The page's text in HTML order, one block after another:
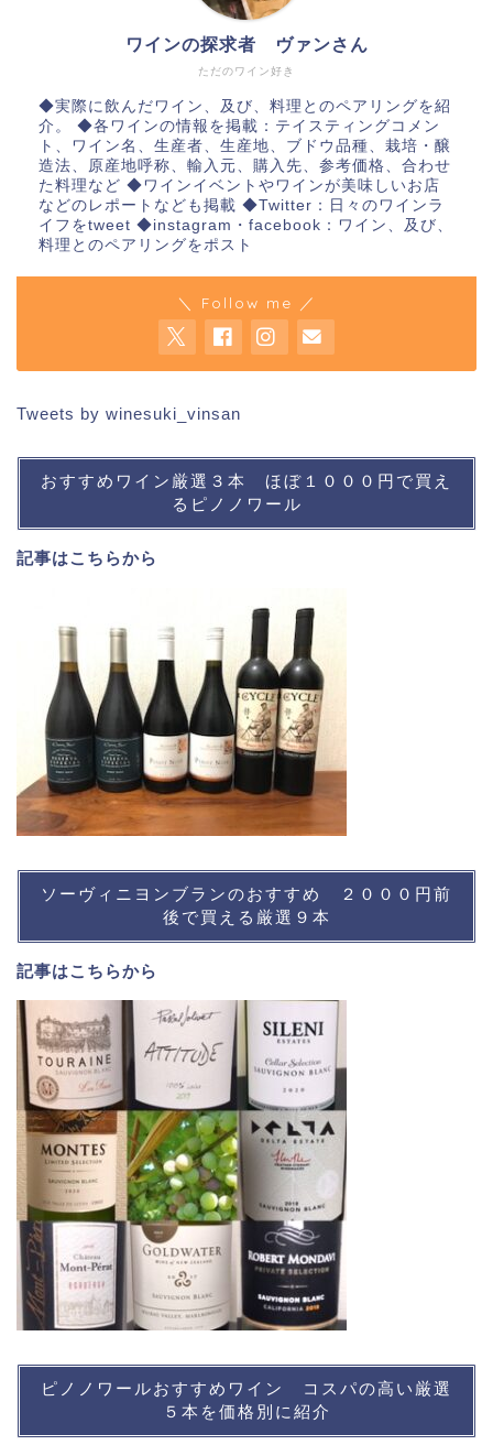
ただのワイン好き
ワインの探求者 ヴァンさん
◆実際に飲んだワイン、及び、料理とのペアリングを紹
介。 ◆各ワインの情報を掲載：テイスティングコメン
ト、ワイン名、生産者、生産地、ブドウ品種、栽培・醸
造法、原産地呼称、輸入元、購入先、参考価格、合わせ
た料理など ◆ワインイベントやワインが美味しいお店
などのレポートなども掲載 ◆Twitter：日々のワインラ
イフをtweet ◆instagram・facebook：ワイン、及び、
料理とのペアリングをポスト
＼ Follow me ／
Tweets by winesuki_vinsan
おすすめワイン厳選３本 ほぼ１０００円で買え
るピノノワール
記事はこちらから
ソーヴィニヨンブランのおすすめ ２０００円前
後で買える厳選９本
記事はこちらから
ピノノワールおすすめワイン コスパの高い厳選
５本を価格別に紹介